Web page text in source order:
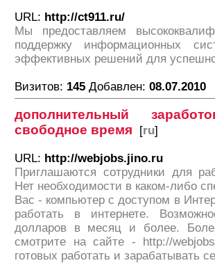
URL: http://ct911.ru/
Мы предоставляем
поддержку информационных
эффективных решений для
Визитов: 145 Добавлен: 08.07.2010
дополнительный
свободное время [ru]
URL: http://webjobs.jino.ru
Приглашаются сотрудники для
Нет необходимости в каком-либо
Вас - компьютер с доступом в
работать в интернете.
долларов в месяц и более.
смотрите на сайте - http://
готовых работать и зарабатывать